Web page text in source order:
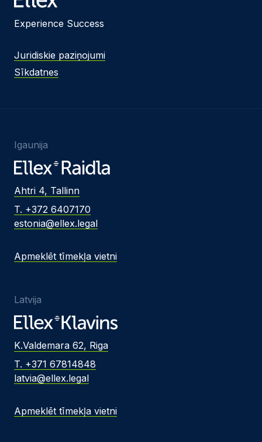
Experience Success
Juridiskie paziņojumi
Sīkdatnes
Igaunija
Ahtri 4, Tallinn
T. +372 6407170
estonia@ellex.legal
Apmeklēt tīmekļa vietni
Latvija
K.Valdemara 62, Riga
T. +371 67814848
latvia@ellex.legal
Apmeklēt tīmekļa vietni